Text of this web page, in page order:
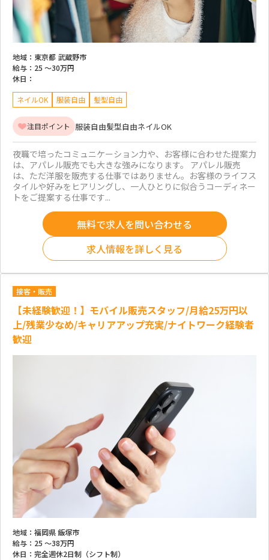
地域： 東京都 武蔵野市
給与： 25 ～30万円
休日：
ネイルOK 服装自由 髪型自由
注目ポイント 服装自由髪型自由ネイルOK
夜職で培ったコミュニケーション力や、お客様に合わせた提案力
は、アパレル販売でも大きな強みになります。 アパレル販売
は、ただ洋服を販売する仕事ではありません。お客様のライフス
タイルや好みをヒアリングし、一人ひとりに似合うコーディネー
トをご提案する仕事です...
無料で求人を問い合わせる
求人情報を詳しく見る
接客・販売
【未経験歓迎！】モバイル販売スタッフ/月給25万円以
上/残業少なめ/キャリアアップ充実/ナイトワーク経験者
歓迎
地域： 福岡県 飯塚市
給与： 25 ～38万円
休日： 完全週休2日制（シフト制）